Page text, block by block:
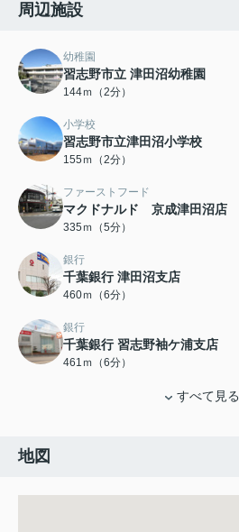
周辺施設
幼稚園
習志野市立 津田沼幼稚園
144ｍ（2分）
小学校
習志野市立津田沼小学校
155ｍ（2分）
ファーストフード
マクドナルド 京成津田沼店
335ｍ（5分）
銀行
千葉銀行 津田沼支店
460ｍ（6分）
銀行
千葉銀行 習志野袖ケ浦支店
461ｍ（6分）
すべて見る
地図